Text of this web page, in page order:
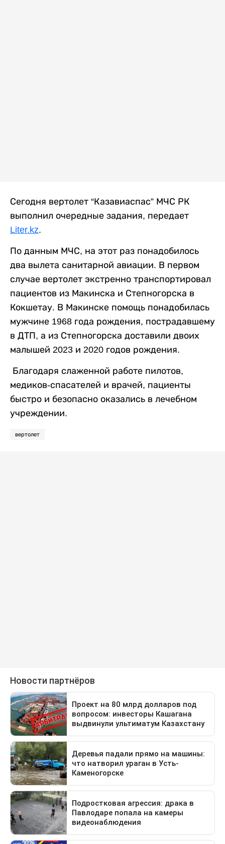
Сегодня вертолет “Казавиаспас” МЧС РК
выполнил очередные задания, передает
Liter.kz.
По данным МЧС, на этот раз понадобилось
два вылета санитарной авиации. В первом
случае вертолет экстренно транспортировал
пациентов из Макинска и Степногорска в
Кокшетау. В Макинске помощь понадобилась
мужчине 1968 года рождения, пострадавшему
в ДТП, а из Степногорска доставили двоих
малышей 2023 и 2020 годов рождения.
Благодаря слаженной работе пилотов,
медиков-спасателей и врачей, пациенты
быстро и безопасно оказались в лечебном
учреждении.
вертолет